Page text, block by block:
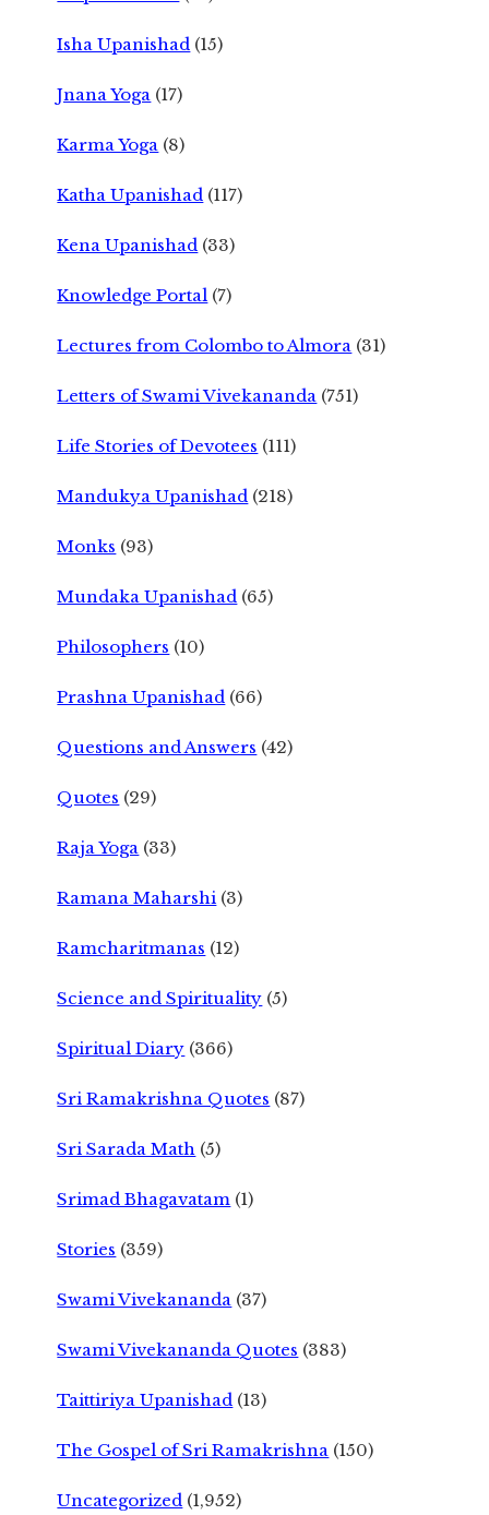
Isha Upanishad (15)
Jnana Yoga (17)
Karma Yoga (8)
Katha Upanishad (117)
Kena Upanishad (33)
Knowledge Portal (7)
Lectures from Colombo to Almora (31)
Letters of Swami Vivekananda (751)
Life Stories of Devotees (111)
Mandukya Upanishad (218)
Monks (93)
Mundaka Upanishad (65)
Philosophers (10)
Prashna Upanishad (66)
Questions and Answers (42)
Quotes (29)
Raja Yoga (33)
Ramana Maharshi (3)
Ramcharitmanas (12)
Science and Spirituality (5)
Spiritual Diary (366)
Sri Ramakrishna Quotes (87)
Sri Sarada Math (5)
Srimad Bhagavatam (1)
Stories (359)
Swami Vivekananda (37)
Swami Vivekananda Quotes (383)
Taittiriya Upanishad (13)
The Gospel of Sri Ramakrishna (150)
Uncategorized (1,952)